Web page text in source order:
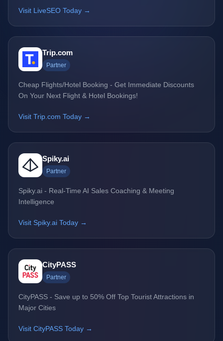
Visit LiveSEO Today →
Trip.com
Partner
Cheap Flights/Hotel Booking - Get Immediate Discounts
On Your Next Flight & Hotel Bookings!
Visit Trip.com Today →
Spiky.ai
Partner
Spiky.ai - Real-Time AI Sales Coaching & Meeting
Intelligence
Visit Spiky.ai Today →
CityPASS
Partner
CityPASS - Save up to 50% Off Top Tourist Attractions in
Major Cities
Visit CityPASS Today →